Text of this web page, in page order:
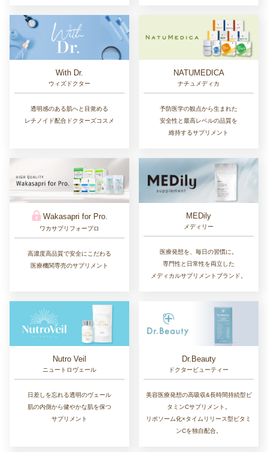
With Dr.
ウィズドクター
透明感のある肌へと目覚める
レチノイド配合ドクターズコスメ
NATUMEDICA
ナチュメディカ
予防医学の観点から生まれた
安全性と最高レベルの品質を
維持するサプリメント
Wakasapri for Pro.
ワカサプリフォープロ
高濃度高品質で安全にこだわる
医療機関専売のサプリメント
MEDily
メディリー
医療発想を、毎日の習慣に。
専門性と日常性を両立した
メディカルサプリメントブランド。
Nutro Veil
ニュートロヴェール
日差しを忘れる透明のヴェール
肌の内側から健やかな肌を保つ
サプリメント
Dr.Beauty
ドクタービューティー
美容医療発想の高吸収&長時間持続型ビ
タミンCサプリメント。
リポソーム化×タイムリリース型ビタミ
ンCを独自配合。